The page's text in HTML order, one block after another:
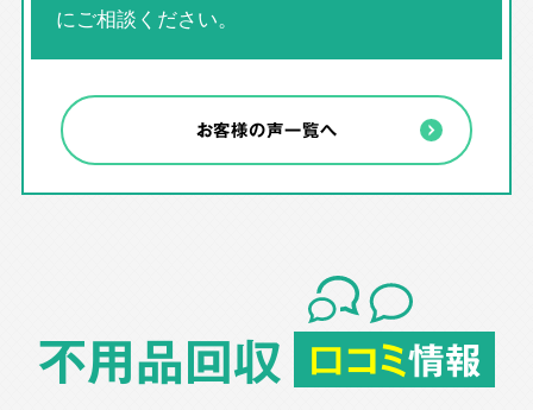
にご相談ください。
お客様の声一覧へ
不用品回収 口コミ情報